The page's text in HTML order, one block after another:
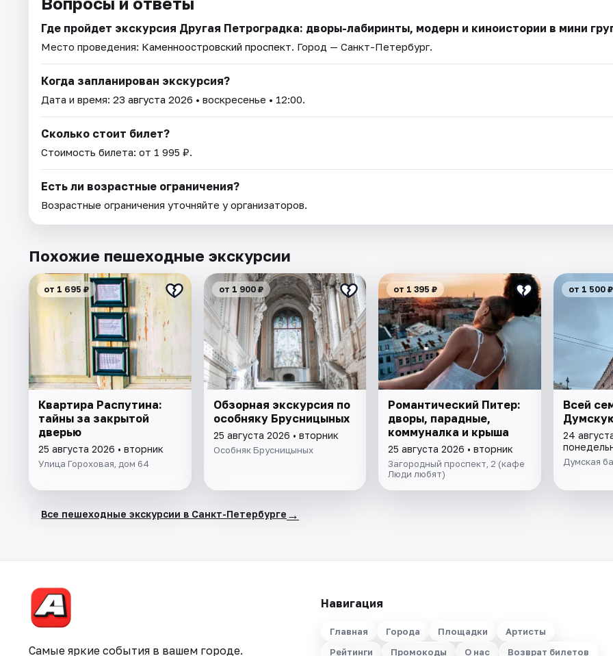
Где пройдет экскурсия Другая Петроградка: дворы-лабиринты, модерн и киноистории в мини
Место проведения: Каменноостровский проспект. Город — Санкт-Петербург.
Когда запланирован экскурсия?
Дата и время: 23 августа 2026 • воскресенье • 12:00.
Сколько стоит билет?
Стоимость билета: от 1 995 ₽.
Есть ли возрастные ограничения?
Возрастные ограничения уточняйте у организаторов.
Похожие пешеходные экскурсии
от 1 695 ₽
Квартира Распутина:
тайны за закрытой
дверью
25 августа 2026 • вторник
Улица Гороховая, дом 64
от 1 900 ₽
Обзорная экскурсия по
особняку Брусницыных
25 августа 2026 • вторник
Особняк Брусницыных
от 1 395 ₽
Романтический Питер:
дворы, парадные,
коммуналка и крыша
25 августа 2026 • вторник
Загородный проспект, 2 (кафе
Люди любят)
от 1 500 ₽
Всей
24
Думская
Все пешеходные экскурсии в Санкт-Петербурге →
Самые яркие события в вашем городе.
Навигация
Главная Города Площадки
Артисты
Рейтинги
Промокоды О нас Возврат билетов